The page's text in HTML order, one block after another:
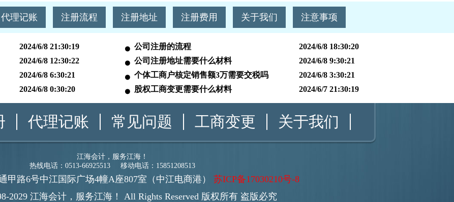
代理记账 注册流程 注册地址 注册费用 关于我们 注意事项
2024/6/8 21:30:19 公司注册的流程
2024/6/8 18:30:20
2024/6/8 12:30:22 公司注册地址需要什么材料
2024/6/8 9:30:21
2024/6/8 6:30:21 个体工商户核定销售额3万需要交税吗
2024/6/8 3:30:21
2024/6/8 0:30:20 股权工商变更需要什么材料 2024/6/7 21:30:19
代理记账 常见问题 工商变更 关于我们
江海会计，服务江海！
热线电话：0513-66925513 移动电话：15851208513
甲路6号中江国际广场4幢A座807室（中江电商港） 苏ICP备17030210号-8
2029 江海会计，服务江海！ All Rights Reserved 版权所有 盗版必究